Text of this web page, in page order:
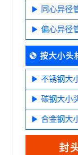
同心异径
偏心异径
按大小头
不锈钢大
碳钢大小
合金钢大
封